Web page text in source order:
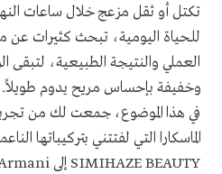
تكتل أو ثقل مزعج خلال ساعات
للحياة اليومية، تبحث كثيرات
العملي والنتيجة الطبيعية،
وخفيفة بإحساس مريح يدوم طويلاً.
في هذا الموضوع، جمعت لك من
الماسكارا التي لفتتني بتركيباتها